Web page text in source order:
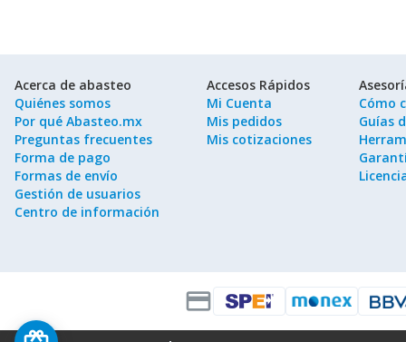
Acerca de abasteo
Quiénes somos
Por qué Abasteo.mx
Preguntas frecuentes
Forma de pago
Formas de envío
Gestión de usuarios
Centro de información
Accesos Rápidos
Mi Cuenta
Mis pedidos
Mis cotizaciones
Cómo
Guías
credit_card